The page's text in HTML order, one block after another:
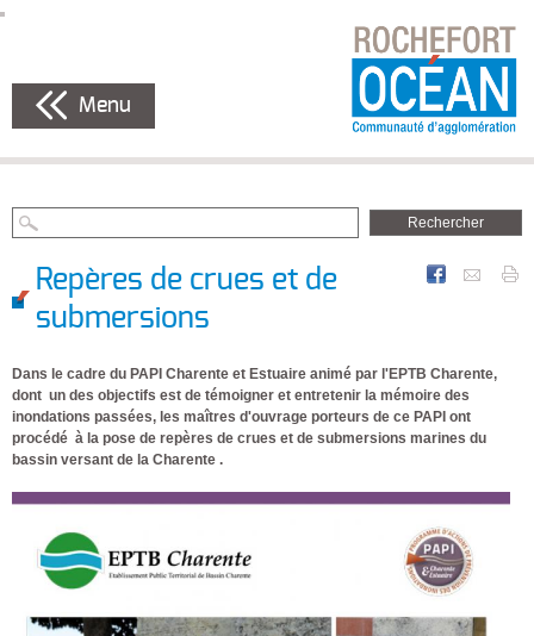
Menu
Repères de crues et de
submersions
Dans le cadre du PAPI Charente et Estuaire animé par l'EPTB Charente,
dont un des objectifs est de témoigner et entretenir la mémoire des
inondations passées, les maîtres d'ouvrage porteurs de ce PAPI ont
procédé à la pose de repères de crues et de submersions marines du
bassin versant de la Charente .